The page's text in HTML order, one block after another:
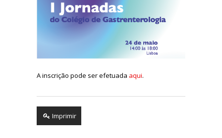
A inscrição pode ser efetuada aqui.
Imprimir